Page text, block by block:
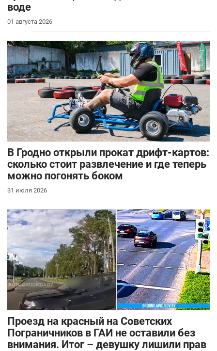
воде
01 августа 2026
В Гродно открыли прокат дрифт-картов:
сколько стоит развлечение и где теперь
можно погонять боком
31 июля 2026
Проезд на красный на Советских
Пограничников в ГАИ не оставили без
внимания. Итог – девушку лишили прав